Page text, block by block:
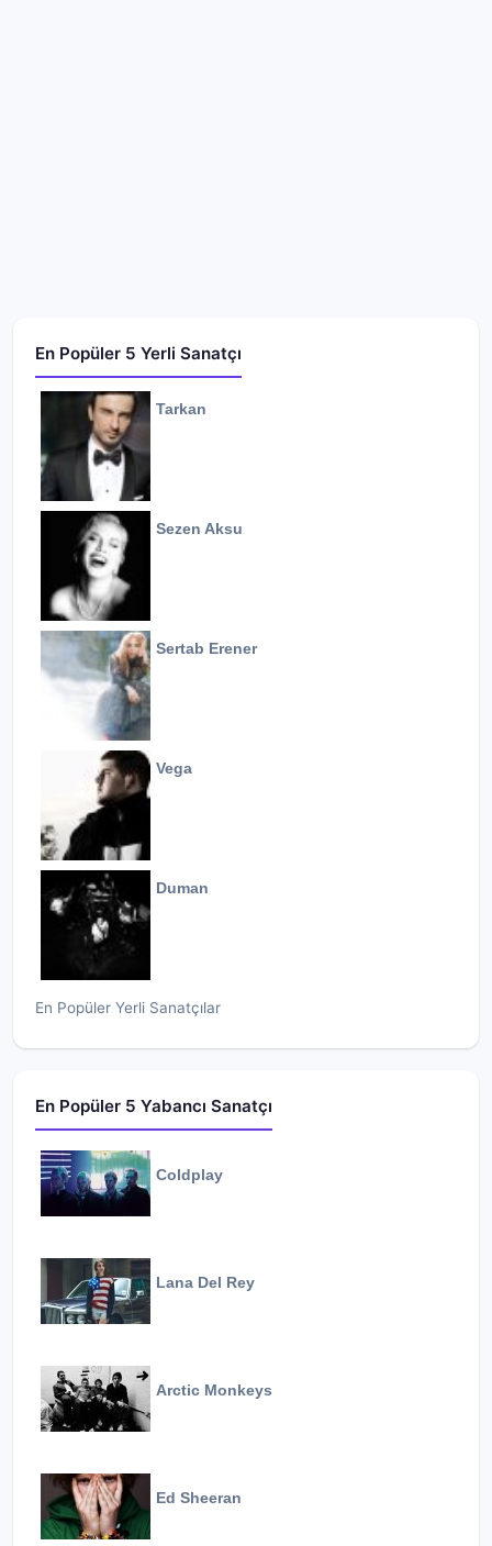
En Popüler 5 Yerli Sanatçı
Tarkan
Sezen Aksu
Sertab Erener
Vega
Duman
En Popüler Yerli Sanatçılar
En Popüler 5 Yabancı Sanatçı
Coldplay
Lana Del Rey
Arctic Monkeys
Ed Sheeran